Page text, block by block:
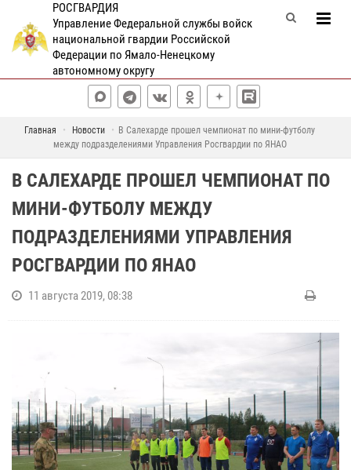
РОСГВАРДИЯ
Управление Федеральной службы войск
национальной гвардии Российской
Федерации по Ямало-Ненецкому
автономному округу
Главная Новости
В Салехарде прошел чемпионат по мини-футболу
между подразделениями Управления Росгвардии по ЯНАО
В САЛЕХАРДЕ ПРОШЕЛ ЧЕМПИОНАТ ПО
МИНИ-ФУТБОЛУ МЕЖДУ
ПОДРАЗДЕЛЕНИЯМИ УПРАВЛЕНИЯ
РОСГВАРДИИ ПО ЯНАО
11 августа 2019, 08:38